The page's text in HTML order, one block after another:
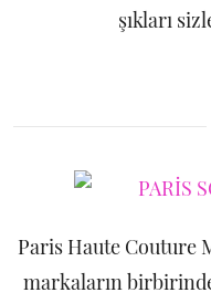
şıkları
Paris Haute Couture
markaların